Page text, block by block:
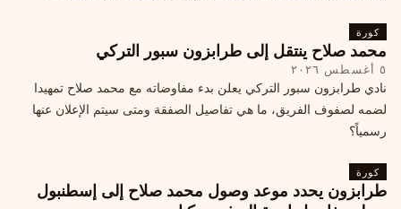
كورة
محمد صلاح ينتقل إلى طرابزون سبور التركي
٥ أغسطس ٢٠٢٦
نادي طرابزون سبور التركي يعلن بدء مفاوضاته مع محمد صلاح تمهيدا
لضمه لصفوف الفريق، ما هي تفاصيل الصفقة ومتى سيتم الإعلان عنها
رسمياً؟
كورة
طرابزون يحدد موعد وصول محمد صلاح إلى إسطنبول